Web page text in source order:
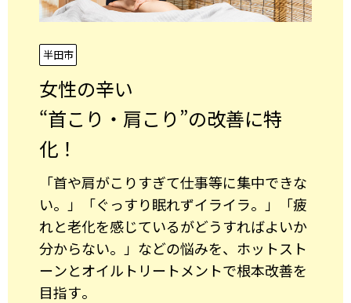
半田市
女性の辛い
“首こり・肩こり”の改善に特
化！
「首や肩がこりすぎて仕事等に集中できな
い。」「ぐっすり眠れずイライラ。」「疲
れと老化を感じているがどうすればよいか
分からない。」などの悩みを、ホットスト
ーンとオイルトリートメントで根本改善を
目指す。